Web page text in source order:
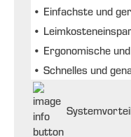
• Einfachste und
•
• Ergonomische
• Schnelles und